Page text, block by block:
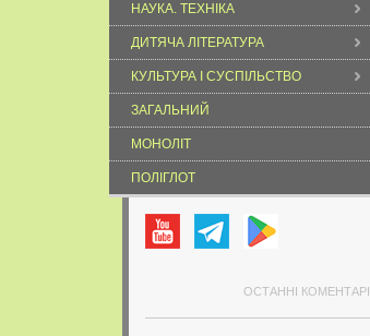
НАУКА. ТЕХНІКА
ДИТЯЧА ЛІТЕРАТУРА
КУЛЬТУРА І СУСПІЛЬСТВО
ЗАГАЛЬНИЙ
МОНОЛІТ
ПОЛІГЛОТ
ОСТАННІ КОМЕНТАРІ